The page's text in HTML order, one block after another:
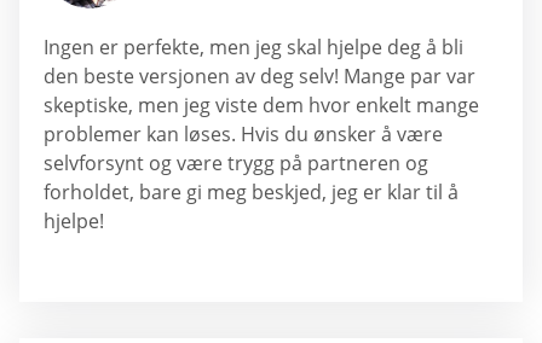
Ingen er perfekte, men jeg skal hjelpe deg å bli
den beste versjonen av deg selv! Mange par var
skeptiske, men jeg viste dem hvor enkelt mange
problemer kan løses. Hvis du ønsker å være
selvforsynt og være trygg på partneren og
forholdet, bare gi meg beskjed, jeg er klar til å
hjelpe!